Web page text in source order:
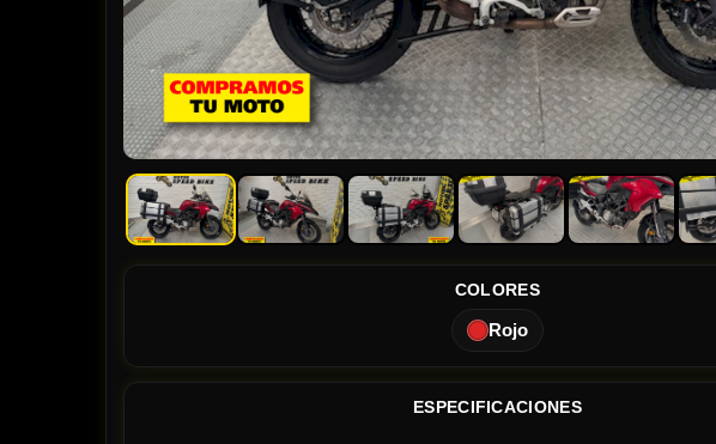
COLORES
Rojo
ESPECIFICACIONES